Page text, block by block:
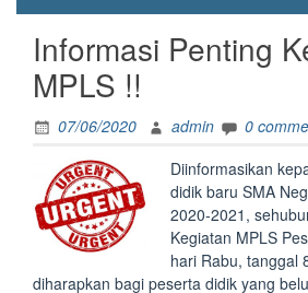
Informasi Penting
MPLS !!
07/06/2020 admin
0
Diinformasikan
didik baru SMA
2020-2021,
Kegiatan MPLS
hari Rabu, tanggal
diharapkan bagi peserta didik yang